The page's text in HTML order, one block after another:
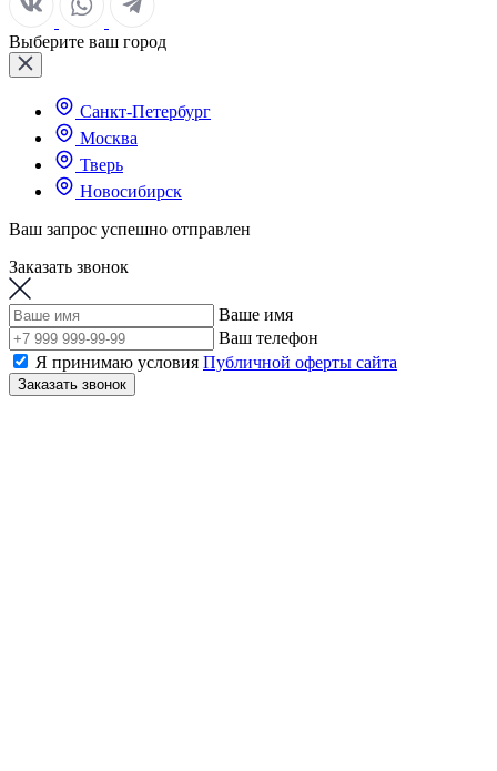
Выберите ваш город
Санкт-Петербург
Москва
Тверь
Новосибирск
Ваш запрос успешно отправлен
Заказать звонок
Ваше имя
Ваш телефон
Я принимаю условия Публичной оферты сайта
Заказать звонок